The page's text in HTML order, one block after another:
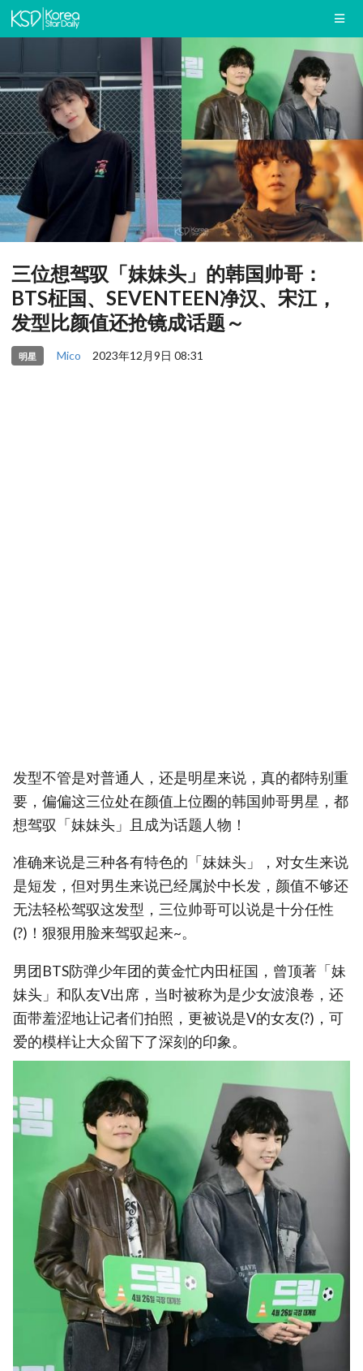
三位想驾驭「妹妹头」的韩国帅哥：
BTS柾国、SEVENTEEN净汉、宋江，
发型比颜值还抢镜成话题～
明星 Mico 2023年12月9日 08:31
发型不管是对普通人，还是明星来说，真的都特别重
要，偏偏这三位处在颜值上位圈的韩国帅哥男星，都
想驾驭「妹妹头」且成为话题人物！
准确来说是三种各有特色的「妹妹头」，对女生来说
是短发，但对男生来说已经属於中长发，颜值不够还
无法轻松驾驭这发型，三位帅哥可以说是十分任性
(?)！狠狠用脸来驾驭起来~。
男团BTS防弹少年团的黄金忙内田柾国，曾顶著「妹
妹头」和队友V出席，当时被称为是少女波浪卷，还
面带羞涩地让记者们拍照，更被说是V的女友(?)，可
爱的模样让大众留下了深刻的印象。